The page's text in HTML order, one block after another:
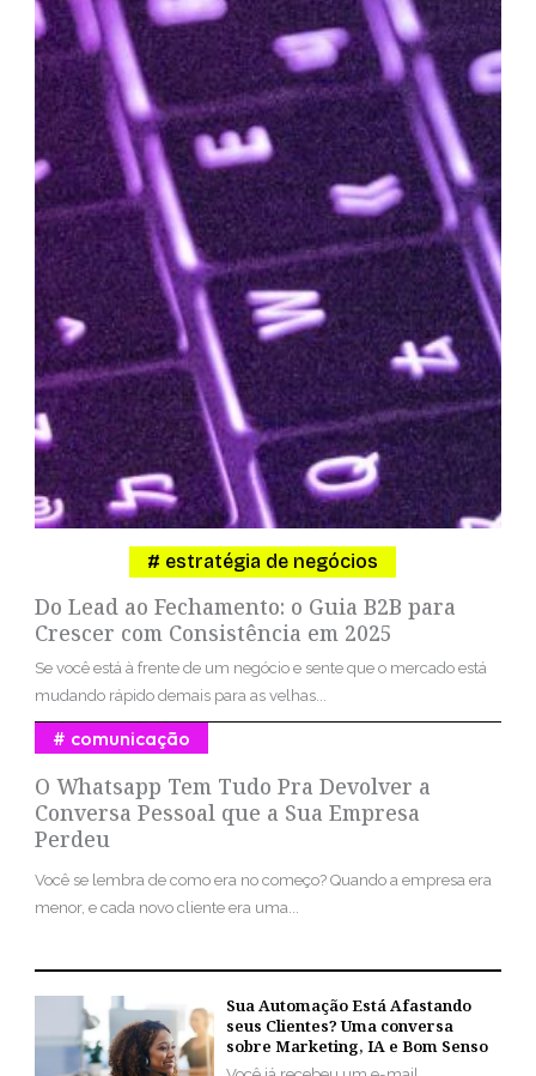
Do Lead ao Fechamento: o Guia B2B para
Crescer com Consistência em 2025
estratégia de negócios
Se você está à frente de um negócio e sente que o mercado está
mudando rápido demais para as velhas...
O Whatsapp Tem Tudo Pra Devolver a
Conversa Pessoal que a Sua Empresa
Perdeu
comunicação
Você se lembra de como era no começo? Quando a empresa era
menor, e cada novo cliente era uma...
Sua Automação Está Afastando
seus Clientes? Uma conversa
sobre Marketing, IA e Bom Senso